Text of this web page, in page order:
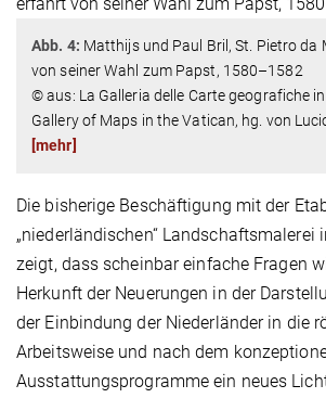
Abb. 4: Matthijs und Paul Bril, St. Pietro da
von seiner Wahl zum Papst, 1580–1582
© aus: La Galleria delle Carte geografiche
Gallery of Maps in the Vatican, hg. von
[mehr]
Die bisherige Beschäftigung mit der
„niederländischen“ Landschaftsmalerei
zeigt, dass scheinbar einfache Fragen
Herkunft der Neuerungen in der
der Einbindung der Niederländer in die
Arbeitsweise und nach dem
Ausstattungsprogramme ein neues